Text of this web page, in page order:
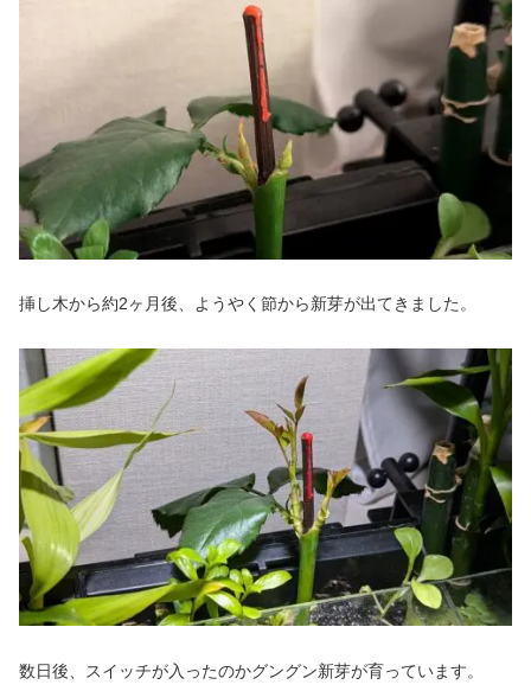
挿し木から約2ヶ月後、ようやく節から新芽が出てきました。
数日後、スイッチが入ったのかグングン新芽が育っています。